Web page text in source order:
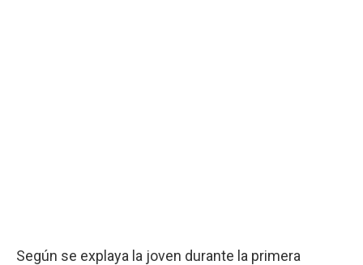
Según se explaya la joven durante la primera